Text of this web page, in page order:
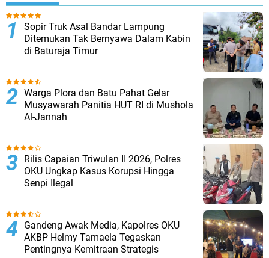
Sopir Truk Asal Bandar Lampung
Ditemukan Tak Bernyawa Dalam Kabin
di Baturaja Timur
Warga Plora dan Batu Pahat Gelar
Musyawarah Panitia HUT RI di Mushola
Al-Jannah
Rilis Capaian Triwulan II 2026, Polres
OKU Ungkap Kasus Korupsi Hingga
Senpi Ilegal
Gandeng Awak Media, Kapolres OKU
AKBP Helmy Tamaela Tegaskan
Pentingnya Kemitraan Strategis